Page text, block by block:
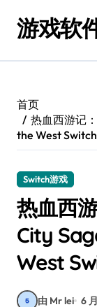
游戏软
首页
热血西游记
the West
Switch游戏
热血西
City
West
由 Mr lei 6